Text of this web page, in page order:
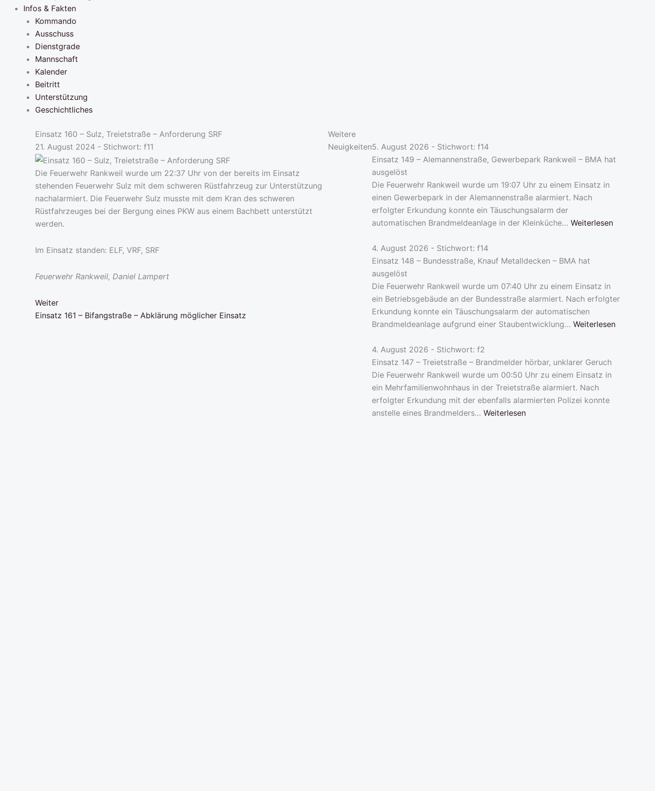
Infos & Fakten
Kommando
Ausschuss
Dienstgrade
Mannschaft
Kalender
Beitritt
Unterstützung
Geschichtliches
Einsatz 160 – Sulz, Treietstraße – Anforderung SRF
21. August 2024 - Stichwort: f11
Die Feuerwehr Rankweil wurde um 22:37 Uhr von der bereits im Einsatz
stehenden Feuerwehr Sulz mit dem schweren Rüstfahrzeug zur Unterstützung
nachalarmiert. Die Feuerwehr Sulz musste mit dem Kran des schweren
Rüstfahrzeuges bei der Bergung eines PKW aus einem Bachbett unterstützt
werden.
Im Einsatz standen: ELF, VRF, SRF
Feuerwehr Rankweil, Daniel Lampert
Weiter
Einsatz 161 – Bifangstraße – Abklärung möglicher Einsatz
Weitere
Neuigkeiten5. August 2026 - Stichwort: f14
Einsatz 149 – Alemannenstraße, Gewerbepark Rankweil – BMA hat
ausgelöst
Die Feuerwehr Rankweil wurde um 19:07 Uhr zu einem Einsatz in
einen Gewerbepark in der Alemannenstraße alarmiert. Nach
erfolgter Erkundung konnte ein Täuschungsalarm der
automatischen Brandmeldeanlage in der Kleinküche… Weiterlesen
4. August 2026 - Stichwort: f14
Einsatz 148 – Bundesstraße, Knauf Metalldecken – BMA hat
ausgelöst
Die Feuerwehr Rankweil wurde um 07:40 Uhr zu einem Einsatz in
ein Betriebsgebäude an der Bundesstraße alarmiert. Nach erfolgter
Erkundung konnte ein Täuschungsalarm der automatischen
Brandmeldeanlage aufgrund einer Staubentwicklung… Weiterlesen
4. August 2026 - Stichwort: f2
Einsatz 147 – Treietstraße – Brandmelder hörbar, unklarer Geruch
Die Feuerwehr Rankweil wurde um 00:50 Uhr zu einem Einsatz in
ein Mehrfamilienwohnhaus in der Treietstraße alarmiert. Nach
erfolgter Erkundung mit der ebenfalls alarmierten Polizei konnte
anstelle eines Brandmelders… Weiterlesen